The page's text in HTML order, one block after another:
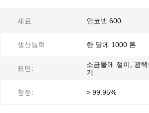
재료: 인코넬 600
생산능력: 한 달에 1000 톤
표면:
소금물에 절이, 광
기
청정: > 99.95%